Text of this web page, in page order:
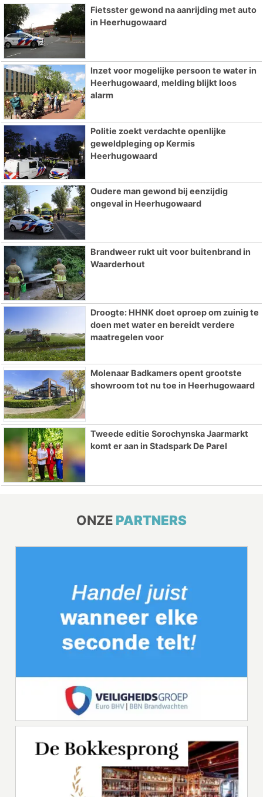
Fietsster gewond na aanrijding met auto
in Heerhugowaard
Inzet voor mogelijke persoon te water in
Heerhugowaard, melding blijkt loos
alarm
Politie zoekt verdachte openlijke
geweldpleging op Kermis
Heerhugowaard
Oudere man gewond bij eenzijdig
ongeval in Heerhugowaard
Brandweer rukt uit voor buitenbrand in
Waarderhout
Droogte: HHNK doet oproep om zuinig te
doen met water en bereidt verdere
maatregelen voor
Molenaar Badkamers opent grootste
showroom tot nu toe in Heerhugowaard
Tweede editie Sorochynska Jaarmarkt
komt er aan in Stadspark De Parel
ONZE PARTNERS